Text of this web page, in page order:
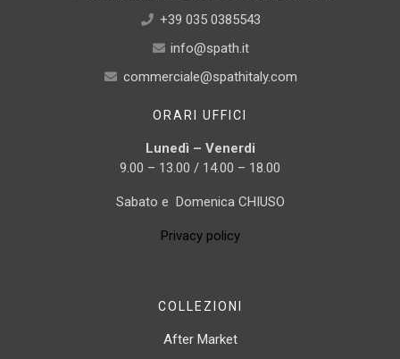
+39 035 0385543
info@spath.it
commerciale@spathitaly.com
ORARI UFFICI
Lunedì – Venerdi
9.00 – 13.00 / 14.00 – 18.00
Sabato e Domenica CHIUSO
Privacy policy
COLLEZIONI
After Market